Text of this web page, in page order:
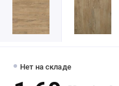
Нет на складе